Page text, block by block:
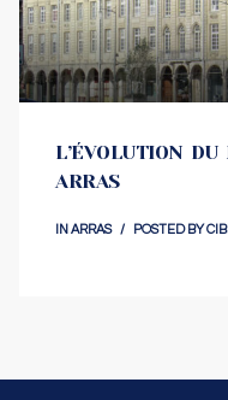
L’ÉVOLUTION
ARRAS
IN ARRAS POSTED BY